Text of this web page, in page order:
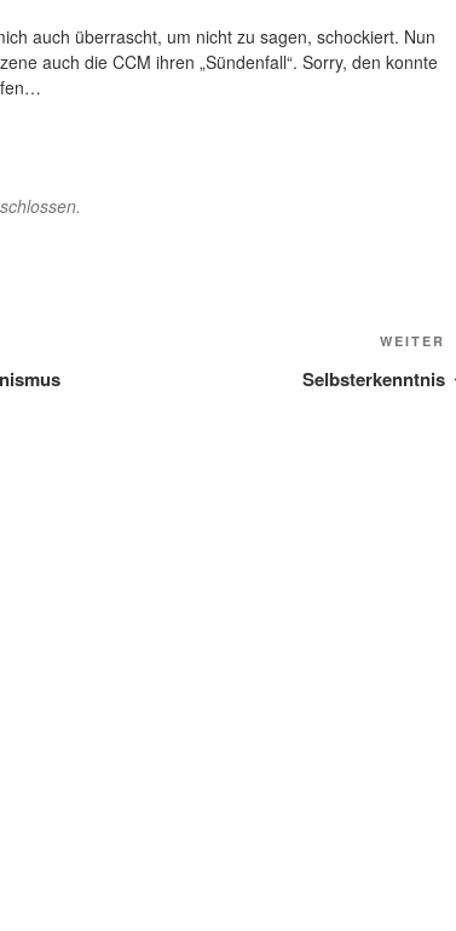
auch überrascht, um nicht zu sagen, schockiert. Nun
auch die CCM ihren „Sündenfall“. Sorry, den konnte
WEITER
Selbsterkenntnis